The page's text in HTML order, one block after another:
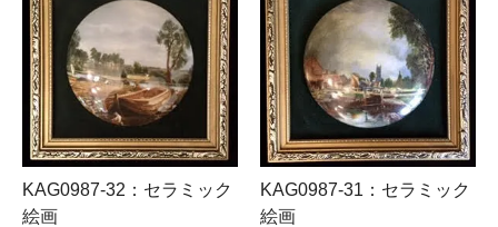
KAG0987-32：セラミック
絵画
KAG0987-31：セラミック
絵画